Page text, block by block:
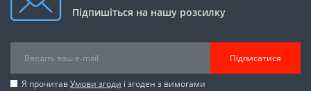
Підпишіться на нашу розсилку
Підписатися
Я прочитавУмови згоди і згоден з вимогами